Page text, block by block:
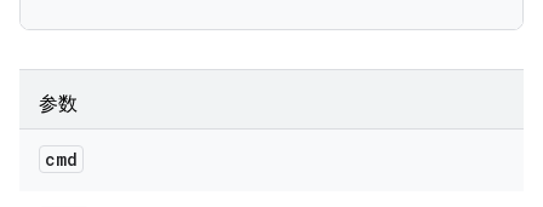
参数
cmd